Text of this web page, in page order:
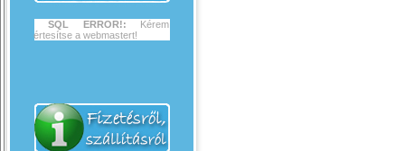
SQL ERROR!: Kérem
értesítse a webmastert!